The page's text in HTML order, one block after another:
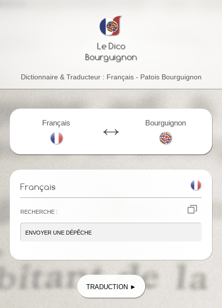
Le Dico
Bourguignon
Dictionnaire & Traducteur : Français - Patois Bourguignon
Français Bourguignon
Traduction ►
Français
Recherche :